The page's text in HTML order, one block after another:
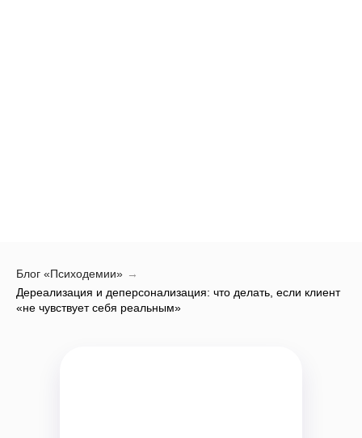
Блог «Психодемии» →
Дереализация и деперсонализация: что делать, если клиент
«не чувствует себя реальным»